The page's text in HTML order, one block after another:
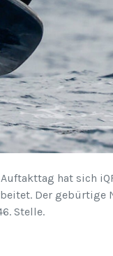
hat sich
Der
Stelle.